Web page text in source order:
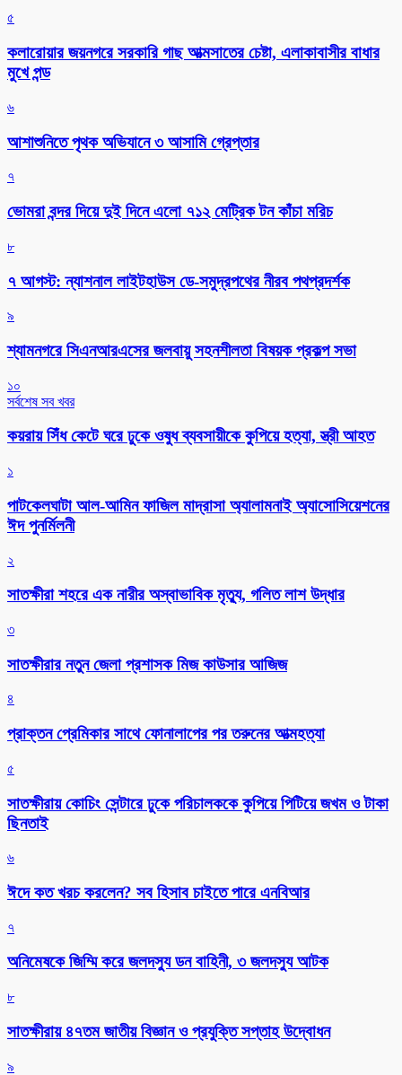
৫
কলারোয়ার জয়নগরে সরকারি গাছ আত্মসাতের চেষ্টা, এলাকাবাসীর বাধার
মুখে পন্ড
৬
আশাশুনিতে পৃথক অভিযানে ৩ আসামি গ্রেপ্তার
৭
ভোমরা বন্দর দিয়ে দুই দিনে এলো ৭১২ মেট্রিক টন কাঁচা মরিচ
৮
৭ আগস্ট: ন্যাশনাল লাইটহাউস ডে-সমুদ্রপথের নীরব পথপ্রদর্শক
৯
শ্যামনগরে সিএনআরএসের জলবায়ু সহনশীলতা বিষয়ক প্রকল্প সভা
১০
সর্বশেষ সব খবর
কয়রায় সিঁধ কেটে ঘরে ঢুকে ওষুধ ব্যবসায়ীকে কুপিয়ে হত্যা, স্ত্রী আহত
১
পাটকেলঘাটা আল-আমিন ফাজিল মাদ্রাসা অ্যালামনাই অ্যাসোসিয়েশনের
ঈদ পুনর্মিলনী
২
সাতক্ষীরা শহরে এক নারীর অস্বাভাবিক মৃত্যু, গলিত লাশ উদ্ধার
৩
সাতক্ষীরার নতুন জেলা প্রশাসক মিজ কাউসার আজিজ
৪
প্রাক্তন প্রেমিকার সাথে ফোনালাপের পর তরুনের আত্মহত্যা
৫
সাতক্ষীরায় কোচিং সেন্টারে ঢুকে পরিচালককে কুপিয়ে পিটিয়ে জখম ও টাকা
ছিনতাই
৬
ঈদে কত খরচ করলেন? সব হিসাব চাইতে পারে এনবিআর
৭
অনিমেষকে জিম্মি করে জলদস্যু ডন বাহিনী, ৩ জলদস্যু আটক
৮
সাতক্ষীরায় ৪৭তম জাতীয় বিজ্ঞান ও প্রযুক্তি সপ্তাহ উদ্বোধন
৯